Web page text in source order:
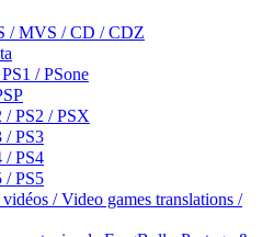
/ MVS / CD / CDZ
/ PSone
PS2 / PSX
PS3
PS4
PS5
/ Video games translations /